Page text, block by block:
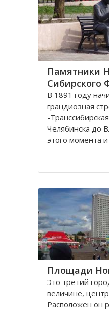
Памятники
Сибирского
В 1891 году
грандиозная
-
Челябинска до
этого момента
История его
дорогой. Здесь
паровоз Н.А
Площади
Это третий
величине,
Расположен он